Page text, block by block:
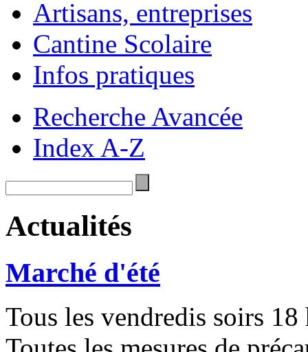
Artisans, entreprises
Cantine Scolaire
Infos pratiques
Recherche Avancée
Index A-Z
Actualités
Marché d'été
Tous les vendredis soirs